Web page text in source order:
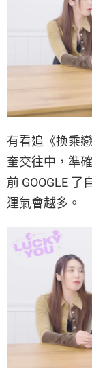
有看追《換乘
奎交往中，準
前 GOOGLE
運氣會越多。